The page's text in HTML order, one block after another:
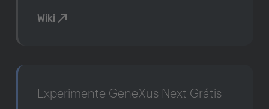
Wiki
Experimente GeneXus Next Grátis